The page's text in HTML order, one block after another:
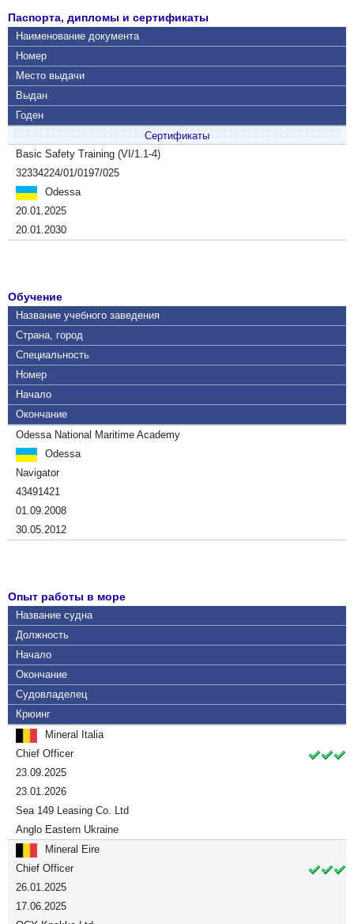
Паспорта, дипломы и сертификаты
Наименование документа
Номер
Место выдачи
Выдан
Годен
Сертификаты
Basic Safety Training (VI/1.1-4)
32334224/01/0197/025
Odessa
20.01.2025
20.01.2030
Обучение
Название учебного заведения
Страна, город
Специальность
Номер
Начало
Окончание
Odessa National Maritime Academy
Odessa
Navigator
43491421
01.09.2008
30.05.2012
Опыт работы в море
Название судна
Должность
Начало
Окончание
Судовладелец
Крюинг
Mineral Italia
Chief Officer
23.09.2025
23.01.2026
Sea 149 Leasing Co. Ltd
Anglo Eastern Ukraine
Mineral Eire
Chief Officer
26.01.2025
17.06.2025